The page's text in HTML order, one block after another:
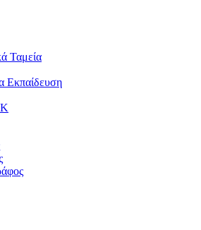
Ταμεία
Εκπαίδευση